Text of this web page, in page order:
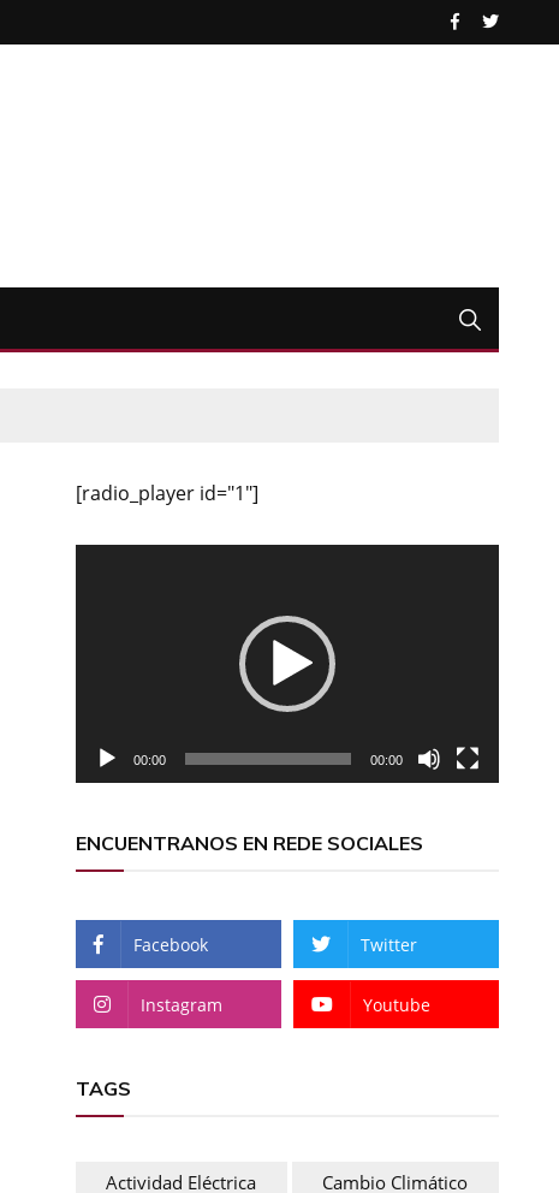
[radio_player id="1"]
00:00 00:00
ENCUENTRANOS EN REDE SOCIALES
Facebook Twitter
Instagram Youtube
TAGS
Actividad Eléctrica
Cambio Climático